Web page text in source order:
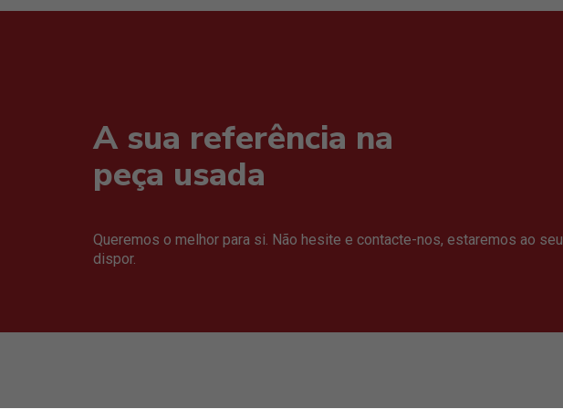
A sua referência na
peça usada
Queremos o melhor para si. Não hesite e contacte-nos, estaremos ao seu
dispor.